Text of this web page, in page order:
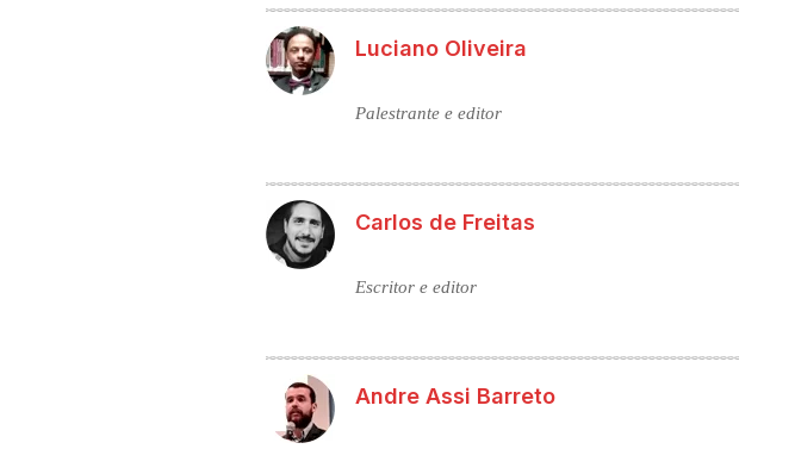
Luciano Oliveira
Palestrante e editor
Carlos de Freitas
Escritor e editor
Andre Assi Barreto